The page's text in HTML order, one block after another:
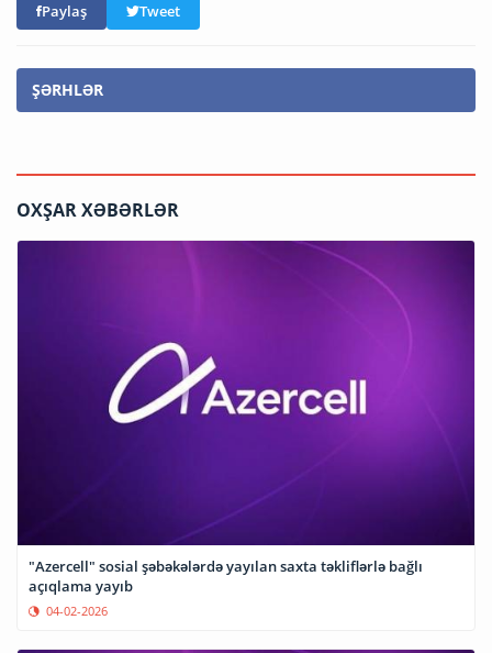
Paylaş Tweet
ŞƏRHLƏR
OXŞAR XƏBƏRLƏR
"Azercell" sosial şəbəkələrdə yayılan saxta təkliflərlə bağlı
açıqlama yayıb
04-02-2026